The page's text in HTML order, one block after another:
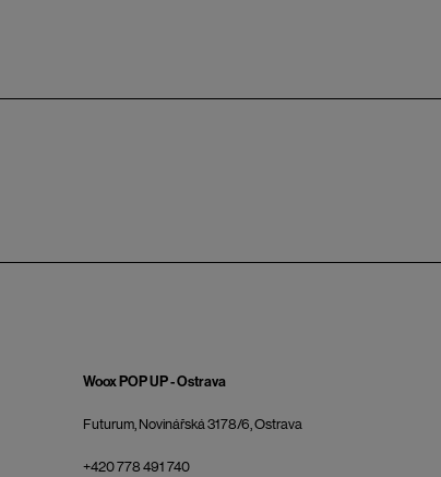
Woox POP UP - Ostrava
Futurum, Novinářská 3178/6, Ostrava
+420 778 491 740